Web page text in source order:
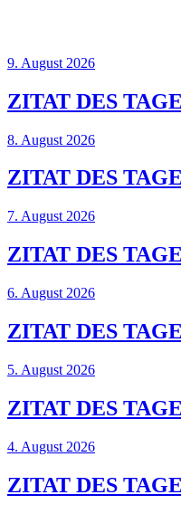
9. August 2026
ZITAT DES
8. August 2026
ZITAT DES
7. August 2026
ZITAT DES
6. August 2026
ZITAT DES
5. August 2026
ZITAT DES
4. August 2026
ZITAT DES